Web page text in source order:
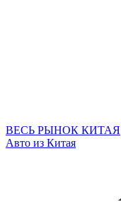
ВЕСЬ РЫНОК КИТАЯ
Авто из Китая